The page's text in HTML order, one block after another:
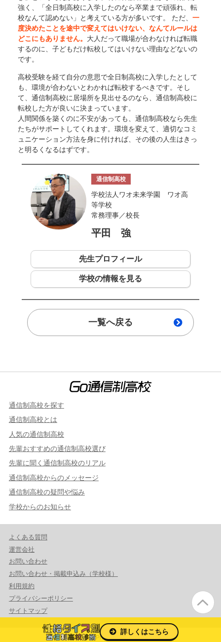
強く、「全日制高校に入学したのなら卒業まで頑張れ、転
校なんて認めない」と考えている方が多いです。 ただ、 一
度決めたことを途中で変えてはいけない、なんてルールは
どこにもありません。 大人だって職場が合わなければ転職
するのに、子どもだけ転校してはいけない理由などないの
です。
高校受験を経て自分の意思で全日制高校に入学したとして
も、環境が合わないとわかれば転校するべきです。そし
て、通信制高校に居場所を見出せるのなら、通信制高校に
転校した方が良いに決まっています。
人間関係を築くのに不安があっても、通信制高校なら先生
たちがサポートしてくれます。環境を変えて、適切なコミ
ュニケーション方法を身に付ければ、その後の人生はきっ
と明るくなるはずです。
通信制高校
学校法人ワオ未来学園 ワオ高
等学校
常務理事／校長
平田 強
先生プロフィール
学校の情報を見る
一覧へ戻る
通信制高校を探す
通信制高校とは
人気の通信制高校
先輩おすすめの通信制高校選び
先輩に聞く通信制高校のリアル
通信制高校からのメッセージ
通信制高校の疑問や悩み
学校からのお知らせ
よくある質問
運営会社
お問い合わせ
お問い合わせ・掲載申込み（学校様）
利用規約
プライバシーポリシー
サイトマップ
© 2026 PrmaCeed Co.,Ltd.
詳しくはこちら